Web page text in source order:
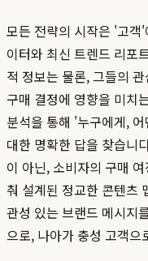
모든 전략의 시작은 '고객
이터와 최신 트렌드 리포
적 정보는 물론, 그들의
구매 결정에 영향을 미치
분석을 통해 '누구에게,
대한 명확한 답을 찾습니
이 아닌, 소비자의 구매
춰 설계된 정교한 콘텐츠
관성 있는 브랜드 메시지
으로, 나아가 충성 고객으